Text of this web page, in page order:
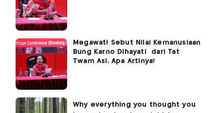
Megawati Sebut Nilai Kemanusiaan
Bung Karno Dihayati dari Tat
Twam Asi, Apa Artinya?